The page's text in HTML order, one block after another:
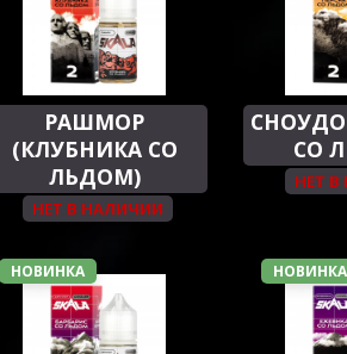
РАШМОР
(КЛУБНИКА СО
ЛЬДОМ)
НЕТ В НАЛИЧИИ
СО
НЕТ
НОВИНКА НОВИНКА